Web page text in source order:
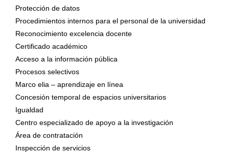
Protección de datos
Procedimientos internos para el personal de la universidad
Reconocimiento excelencia docente
Certificado académico
Acceso a la información pública
Procesos selectivos
Marco elia – aprendizaje en línea
Concesión temporal de espacios universitarios
Igualdad
Centro especializado de apoyo a la investigación
Área de contratación
Inspección de servicios